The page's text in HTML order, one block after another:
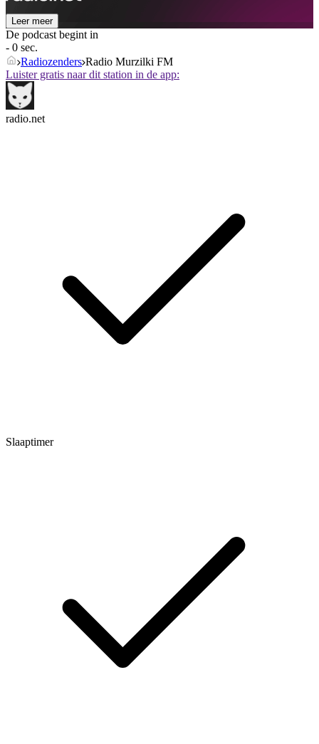
Leer meer
De podcast begint in
- 0 sec.
Radiozenders Radio Murzilki FM
Luister gratis naar dit station in de app:
radio.net
Slaaptimer